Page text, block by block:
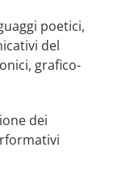
poetici,
del
grafico-
dei